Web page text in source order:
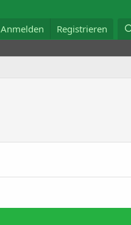
Anmelden Registrieren